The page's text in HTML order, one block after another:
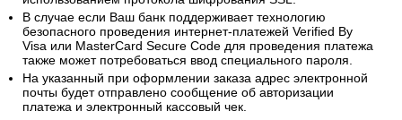
В случае если Ваш банк поддерживает технологию
безопасного проведения интернет-платежей Verified By
Visa или MasterCard Secure Code для проведения платежа
также может потребоваться ввод специального пароля.
На указанный при оформлении заказа адрес электронной
почты будет отправлено сообщение об авторизации
платежа и электронный кассовый чек.